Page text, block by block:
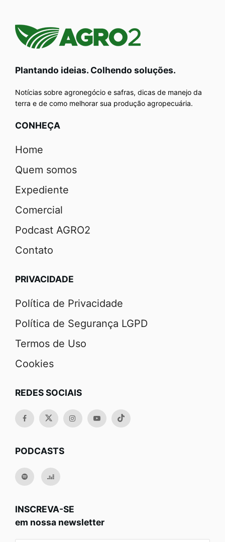
Plantando ideias. Colhendo soluções.
Notícias sobre agronegócio e safras, dicas de manejo da
terra e de como melhorar sua produção agropecuária.
CONHEÇA
Home
Quem somos
Expediente
Comercial
Podcast AGRO2
Contato
PRIVACIDADE
Política de Privacidade
Política de Segurança LGPD
Termos de Uso
Cookies
REDES SOCIAIS
PODCASTS
INSCREVA-SE
em nossa newsletter